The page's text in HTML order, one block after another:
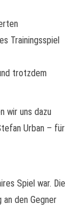
Trainingsspiel
trotzdem
wir uns dazu
Urban – für
Spiel war. Die
den Gegner